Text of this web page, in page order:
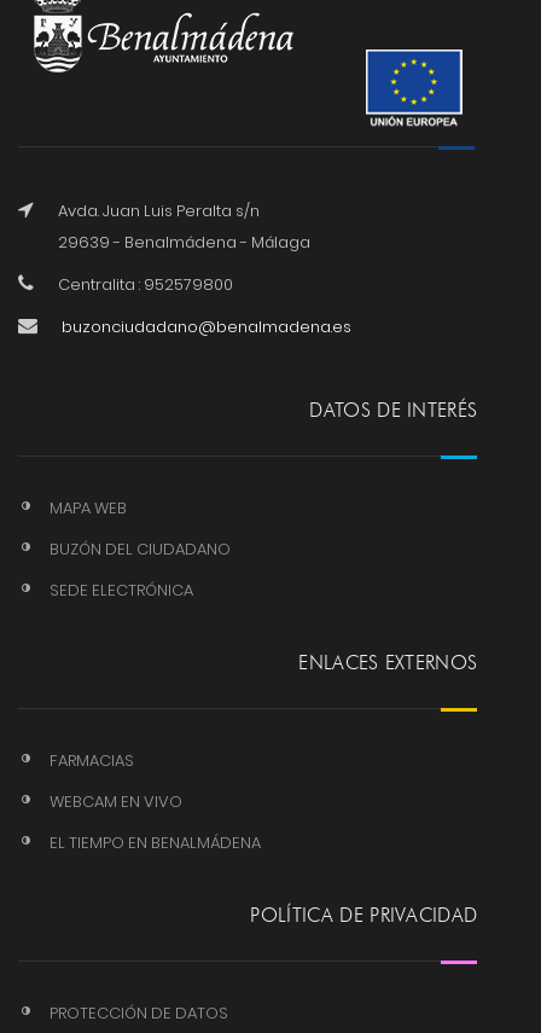
Avda. Juan Luis Peralta s/n
29639 - Benalmádena - Málaga
Centralita : 952579800
buzonciudadano@benalmadena.es
DATOS DE INTERÉS
MAPA WEB
BUZÓN DEL CIUDADANO
SEDE ELECTRÓNICA
ENLACES EXTERNOS
FARMACIAS
WEBCAM EN VIVO
EL TIEMPO EN BENALMÁDENA
POLÍTICA DE PRIVACIDAD
PROTECCIÓN DE DATOS